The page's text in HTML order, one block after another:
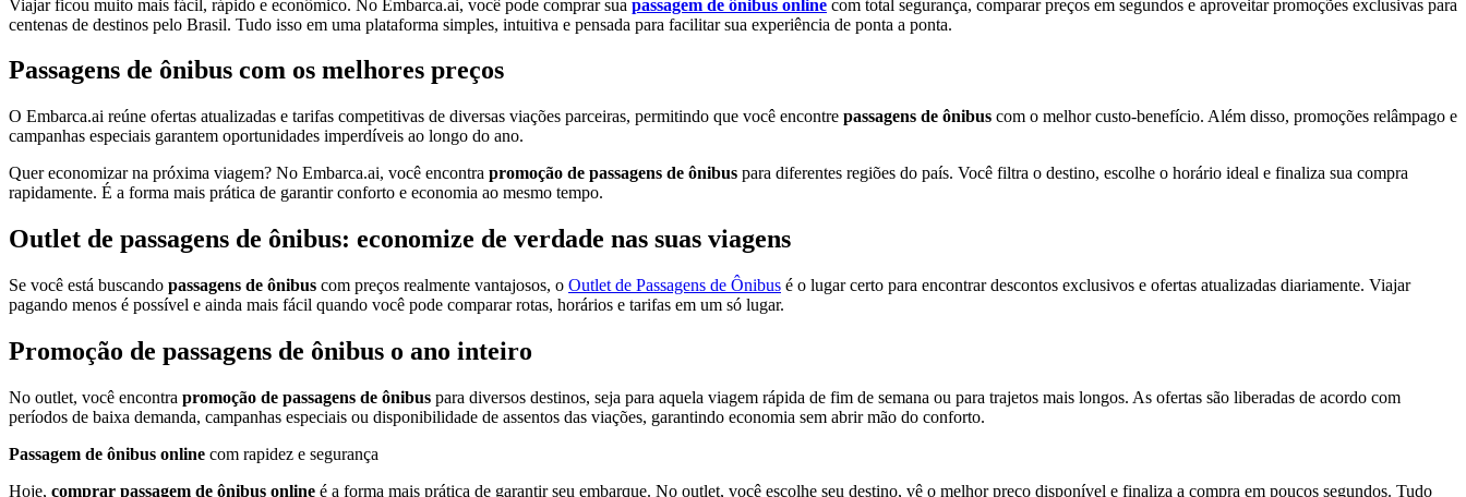
Viajar ficou muito mais fácil, rápido e econômico. No Embarca.ai, você pode comprar sua passagem de ônibus online com total segurança, comparar preços em segundos e aproveitar promoções exclusivas para
centenas de destinos pelo Brasil. Tudo isso em uma plataforma simples, intuitiva e pensada para facilitar sua experiência de ponta a ponta.
Passagens de ônibus com os melhores preços
O Embarca.ai reúne ofertas atualizadas e tarifas competitivas de diversas viações parceiras, permitindo que você encontre passagens de ônibus com o melhor custo-benefício. Além disso, promoções relâmpago e
campanhas especiais garantem oportunidades imperdíveis ao longo do ano.
Quer economizar na próxima viagem? No Embarca.ai, você encontra promoção de passagens de ônibus para diferentes regiões do país. Você filtra o destino, escolhe o horário ideal e finaliza sua compra
rapidamente. É a forma mais prática de garantir conforto e economia ao mesmo tempo.
Outlet de passagens de ônibus: economize de verdade nas suas viagens
Se você está buscando passagens de ônibus com preços realmente vantajosos, o Outlet de Passagens de Ônibus é o lugar certo para encontrar descontos exclusivos e ofertas atualizadas diariamente. Viajar
pagando menos é possível e ainda mais fácil quando você pode comparar rotas, horários e tarifas em um só lugar.
Promoção de passagens de ônibus o ano inteiro
No outlet, você encontra promoção de passagens de ônibus para diversos destinos, seja para aquela viagem rápida de fim de semana ou para trajetos mais longos. As ofertas são liberadas de acordo com
períodos de baixa demanda, campanhas especiais ou disponibilidade de assentos das viações, garantindo economia sem abrir mão do conforto.
Passagem de ônibus online com rapidez e segurança
Hoje, comprar passagem de ônibus online é a forma mais prática de garantir seu embarque. No outlet, você escolhe seu destino, vê o melhor preço disponível e finaliza a compra em poucos segundos. Tudo